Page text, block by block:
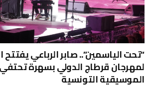
“تحت الياسمين”.. صابر الرباعي يفتتح
لمهرجان قرطاج الدولي بسهرة
الموسيقية التونسية